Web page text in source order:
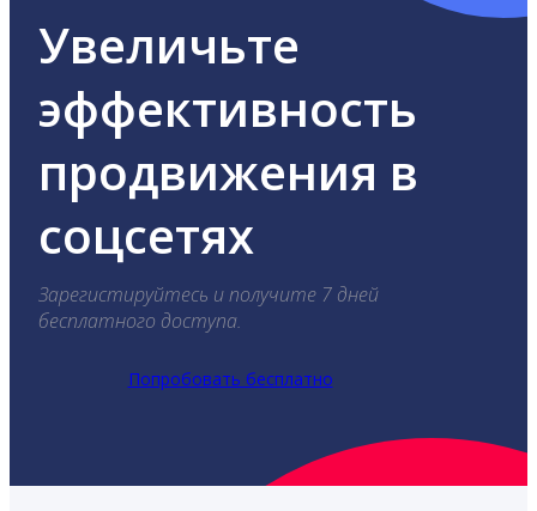
Увеличьте
эффективность
продвижения в
соцсетях
Зарегистируйтесь и получите 7 дней
бесплатного доступа.
Попробовать бесплатно